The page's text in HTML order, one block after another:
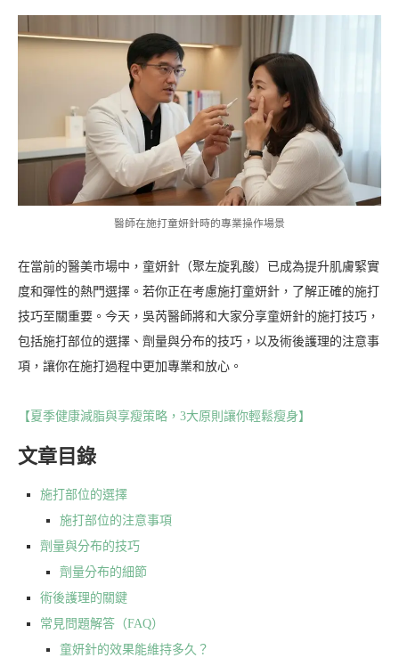
醫師在施打童妍針時的專業操作場景
在當前的醫美市場中，童妍針（聚左旋乳酸）已成為提升肌膚緊實
度和彈性的熱門選擇。若你正在考慮施打童妍針，了解正確的施打
技巧至關重要。今天，吳芮醫師將和大家分享童妍針的施打技巧，
包括施打部位的選擇、劑量與分布的技巧，以及術後護理的注意事
項，讓你在施打過程中更加專業和放心。
【夏季健康減脂與享瘦策略，3大原則讓你輕鬆瘦身】
文章目錄
施打部位的選擇
施打部位的注意事項
劑量與分布的技巧
劑量分布的細節
術後護理的關鍵
常見問題解答（FAQ）
童妍針的效果能維持多久？